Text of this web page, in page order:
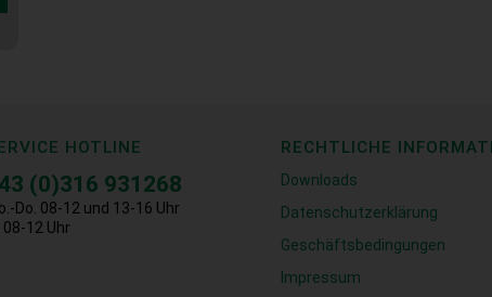
HOTLINE
(0)316 931268
Do. 08-12 und 13-16 Uhr
08-12 Uhr
RECHTLICHE
Downloads
Datenschutzerklärung
Geschäftsbedingungen
Impressum